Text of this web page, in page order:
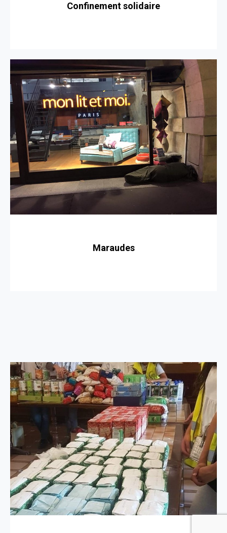
Confinement solidaire
Maraudes